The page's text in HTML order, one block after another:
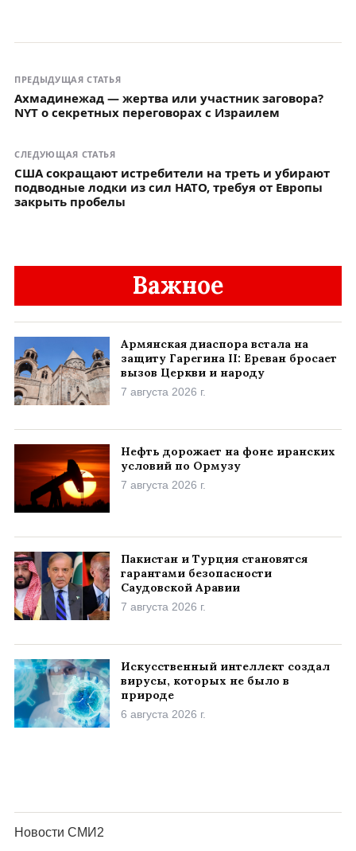
ПРЕДЫДУЩАЯ СТАТЬЯ
Ахмадинежад — жертва или участник заговора?
NYT о секретных переговорах с Израилем
СЛЕДУЮЩАЯ СТАТЬЯ
США сокращают истребители на треть и убирают
подводные лодки из сил НАТО, требуя от Европы
закрыть пробелы
Важное
Армянская диаспора встала на
защиту Гарегина II: Ереван бросает
вызов Церкви и народу
7 августа 2026 г.
Нефть дорожает на фоне иранских
условий по Ормузу
7 августа 2026 г.
Пакистан и Турция становятся
гарантами безопасности
Саудовской Аравии
7 августа 2026 г.
Искусственный интеллект создал
вирусы, которых не было в
природе
6 августа 2026 г.